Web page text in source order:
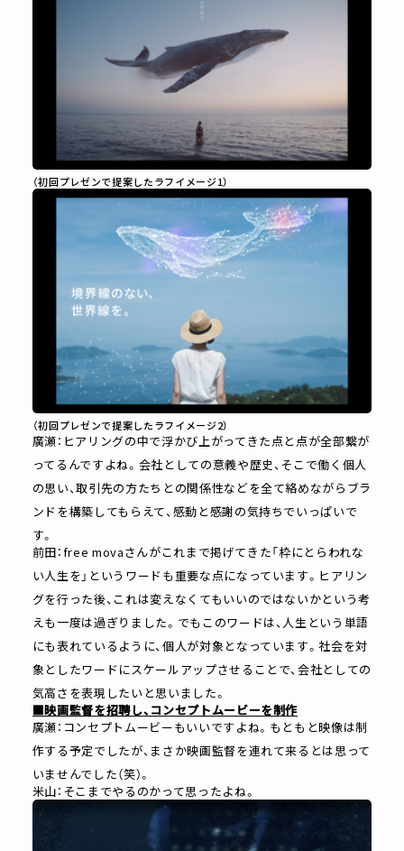
（初回プレゼンで提案したラフイメージ1）
（初回プレゼンで提案したラフイメージ2）
廣瀬：ヒアリングの中で浮かび上がってきた点と点が全部繋が
ってるんですよね。会社としての意義や歴史、そこで働く個人
の思い、取引先の方たちとの関係性などを全て絡めながらブラ
ンドを構築してもらえて、感動と感謝の気持ちでいっぱいで
す。
前田：free movaさんがこれまで掲げてきた「枠にとらわれな
い人生を」というワードも重要な点になっています。ヒアリン
グを行った後、これは変えなくてもいいのではないかという考
えも一度は過ぎりました。でもこのワードは、人生という単語
にも表れているように、個人が対象となっています。社会を対
象としたワードにスケールアップさせることで、会社としての
気高さを表現したいと思いました。
■映画監督を招聘し、コンセプトムービーを制作
廣瀬：コンセプトムービーもいいですよね。もともと映像は制
作する予定でしたが、まさか映画監督を連れて来るとは思って
いませんでした（笑）。
米山：そこまでやるのかって思ったよね。